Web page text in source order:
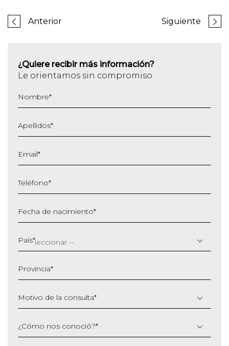
Anterior Siguiente
¿Quiere recibir más información?
Le orientamos sin compromiso
Nombre*
Apellidos*
Email*
Teléfono*
Fecha de nacimiento*
barra
MM
AAAA
País*
Provincia*
Motivo de la consulta*
¿Cómo nos conoció?*